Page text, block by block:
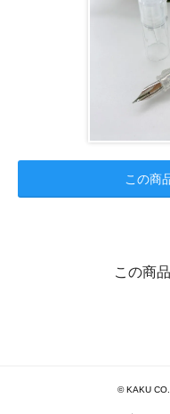
この商
この商
© KAKU